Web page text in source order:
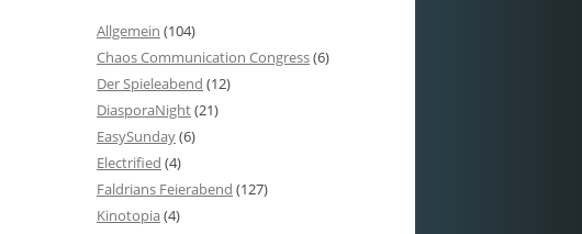
Allgemein (104)
Chaos Communication Congress(6)
Der Spieleabend (12)
DiasporaNight(21)
EasySunday(6)
Electrified (4)
Faldrians Feierabend (127)
Kinotopia(4)